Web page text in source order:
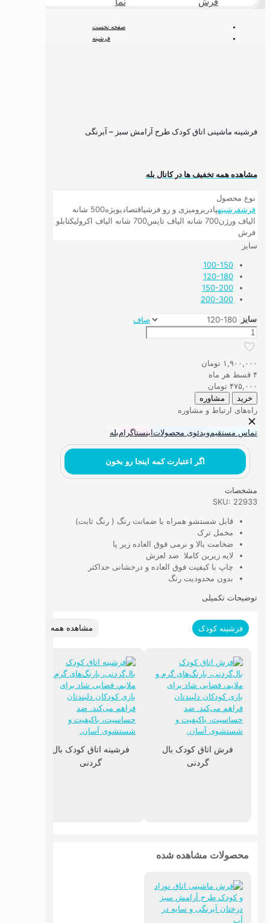
صفحه نخست
فرشینه
فرشینه ماشینی اتاق کودک طرح آرامش سبز – آبرنگی
مشاهده همه تخفیف ها در کانال بله
نوع محصول
فرشفرشینهپادریرومیزی و رو فرشیاقتصادیویژه
500 شانه
الیاف ورژن700 شانه الیاف تاپس 700 شانه الیاف اکرولیک
تابلو
فرش
سایز
100-150
120-180
150-200
200-300
سایز
صاف
فرشینه
ماشینی
اتاق
کودک
طرح
آرامش
سبز
-
آبرنگی
عدد
۱,۹۰۰,۰۰۰ تومان
۴ قسط هر ماه
۴۷۵,۰۰۰ تومان
خرید مشاوره
راه‌های ارتباط و مشاوره
تماس مستقیمویدئوی محصولاتاینستاگرامبله
اگر اعتبارت کمه اینجا رو بخون
مشخصات
SKU: 22933
قابل شستشو همراه با ضمانت رنگ ( رنگ ثابت)
مخمل ترک
ضخامت بالا و نرمی فوق العاده زیر پا
لایه زیرین کاملا ضد لعزش
چاپ با کیفیت فوق العاده و درخشانی حداکثر
بدون محدودیت رنگ
توضیحات تکمیلی
فرشینه کودک مشاهده همه
فرش اتاق کودک بال
گردنی
فرشینه اتاق کودک بال
گردنی
محصولات مشاهده شده